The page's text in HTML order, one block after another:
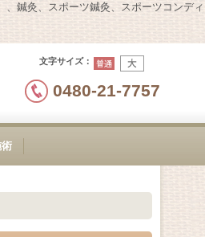
鍼灸、スポーツ鍼灸、スポーツコンデ
文字サイズ：
0480-21-7757